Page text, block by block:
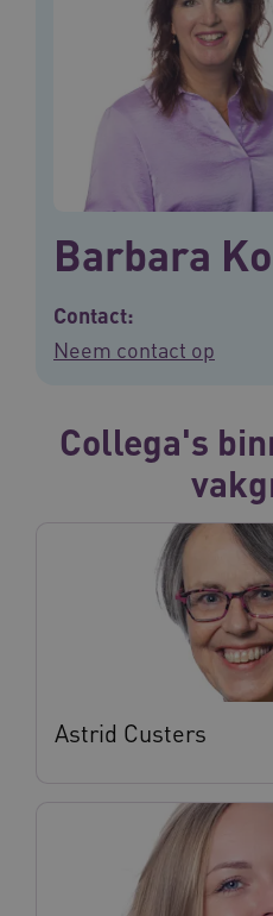
Barbara
Contact:
Neem contact op
Collega's
Astrid Custers